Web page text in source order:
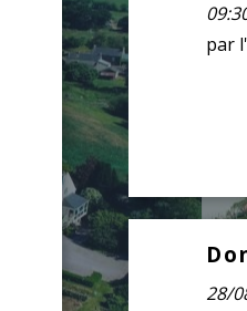
par
Août
28/
...